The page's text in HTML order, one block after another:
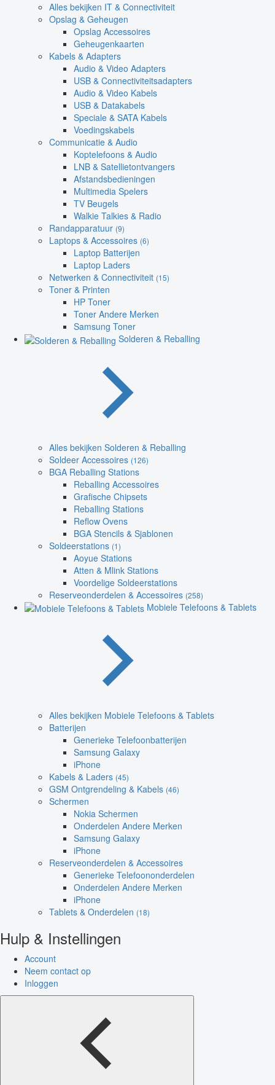
Alles bekijken IT & Connectiviteit
Opslag & Geheugen
Opslag Accessoires
Geheugenkaarten
Kabels & Adapters
Audio & Video Adapters
USB & Connectiviteitsadapters
Audio & Video Kabels
USB & Datakabels
Speciale & SATA Kabels
Voedingskabels
Communicatie & Audio
Koptelefoons & Audio
LNB & Satellietontvangers
Afstandsbedieningen
Multimedia Spelers
TV Beugels
Walkie Talkies & Radio
Randapparatuur (9)
Laptops & Accessoires (6)
Laptop Batterijen
Laptop Laders
Netwerken & Connectiviteit (15)
Toner & Printen
HP Toner
Toner Andere Merken
Samsung Toner
Solderen & Reballing
Alles bekijken Solderen & Reballing
Soldeer Accessoires (126)
BGA Reballing Stations
Reballing Accessoires
Grafische Chipsets
Reballing Stations
Reflow Ovens
BGA Stencils & Sjablonen
Soldeerstations (1)
Aoyue Stations
Atten & Mlink Stations
Voordelige Soldeerstations
Reserveonderdelen & Accessoires (258)
Mobiele Telefoons & Tablets
Alles bekijken Mobiele Telefoons & Tablets
Batterijen
Generieke Telefoonbatterijen
Samsung Galaxy
iPhone
Kabels & Laders (45)
GSM Ontgrendeling & Kabels (46)
Schermen
Nokia Schermen
Onderdelen Andere Merken
Samsung Galaxy
iPhone
Reserveonderdelen & Accessoires
Generieke Telefoononderdelen
Onderdelen Andere Merken
iPhone
Tablets & Onderdelen (18)
Hulp & Instellingen
Account
Neem contact op
Inloggen